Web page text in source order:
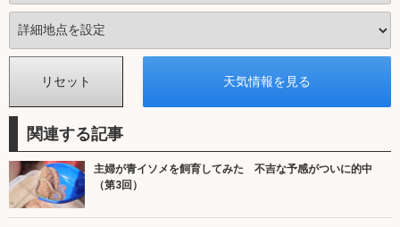
関連する記事
主婦が青イソメを飼育してみた 不吉な予感がついに的中
（第3回）